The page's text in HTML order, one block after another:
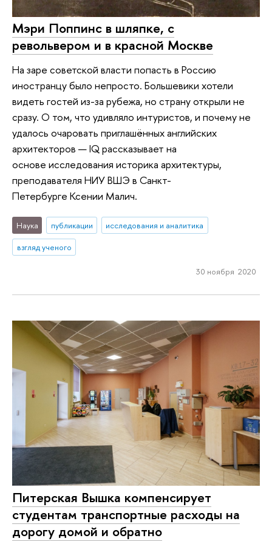
Мэри Поппинс в шляпке, с
револьвером и в красной Москве
На заре советской власти попасть в Россию
иностранцу было непросто. Большевики хотели
видеть гостей из-за рубежа, но страну открыли не
сразу. О том, что удивляло интуристов, и почему не
удалось очаровать приглашённых английских
архитекторов — IQ рассказывает на
основе исследования историка архитектуры,
преподавателя НИУ ВШЭ в Санкт-
Петербурге Ксении Малич.
Наука публикации
исследования и аналитика
взгляд ученого
30 ноября 2020
Питерская Вышка компенсирует
студентам транспортные расходы на
дорогу домой и обратно